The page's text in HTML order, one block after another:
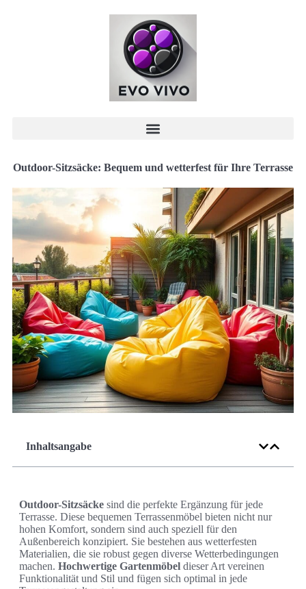
Outdoor-Sitzsäcke: Bequem und wetterfest für Ihre Terrasse
Inhaltsangabe
Outdoor-Sitzsäcke sind die perfekte Ergänzung für jede
Terrasse. Diese bequemen Terrassenmöbel bieten nicht nur
hohen Komfort, sondern sind auch speziell für den
Außenbereich konzipiert. Sie bestehen aus wetterfesten
Materialien, die sie robust gegen diverse Wetterbedingungen
machen. Hochwertige Gartenmöbel dieser Art vereinen
Funktionalität und Stil und fügen sich optimal in jede